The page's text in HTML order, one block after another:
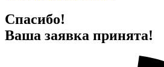
Спасибо!
Ваша заявка принята!